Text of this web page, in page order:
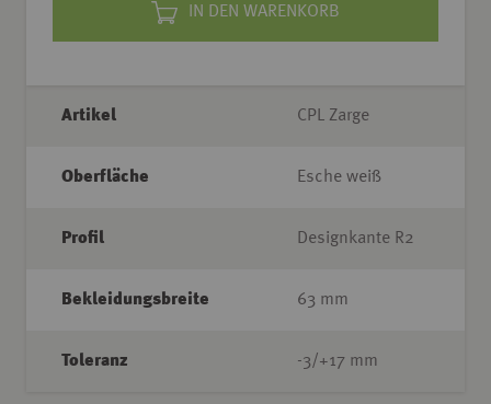
IN DEN WARENKORB
Artikel CPL Zarge
Oberfläche Esche weiß
Profil Designkante R2
Bekleidungsbreite 63 mm
Toleranz -3/+17 mm